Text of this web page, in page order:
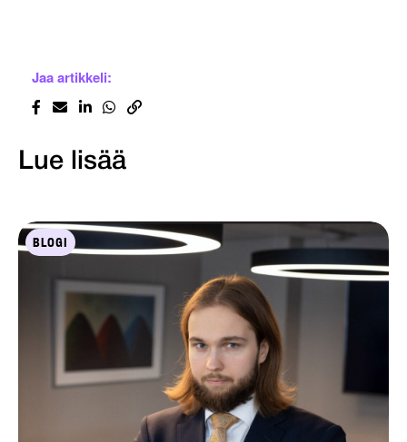
Jaa artikkeli:
Lue lisää
BLOGI